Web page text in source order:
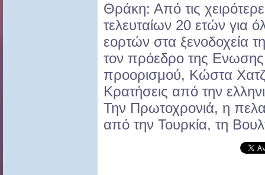
Θράκη: Από τις
τελευταίων 20 ετών για
εορτών στα ξενοδοχεία
τον πρόεδρο της
προορισμού, Κώστα
Κρατήσεις από την
Την Πρωτοχρονιά, η
από την Τουρκία, τη